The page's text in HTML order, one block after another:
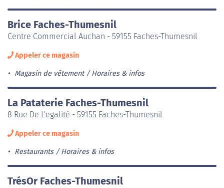
Brice Faches-Thumesnil
Centre Commercial Auchan - 59155 Faches-Thumesnil
Appeler ce magasin
Magasin de vêtement Horaires & infos
La Pataterie Faches-Thumesnil
8 Rue De L'egalité - 59155 Faches-Thumesnil
Appeler ce magasin
Restaurants Horaires & infos
TrésOr Faches-Thumesnil